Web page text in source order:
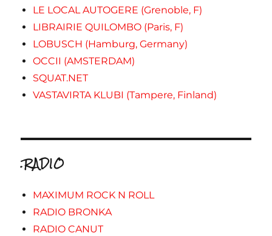
LE LOCAL AUTOGERE (Grenoble, F)
LIBRAIRIE QUILOMBO (Paris, F)
LOBUSCH (Hamburg, Germany)
OCCII (AMSTERDAM)
SQUAT.NET
VASTAVIRTA KLUBI (Tampere, Finland)
.RADIO
MAXIMUM ROCK N ROLL
RADIO BRONKA
RADIO CANUT